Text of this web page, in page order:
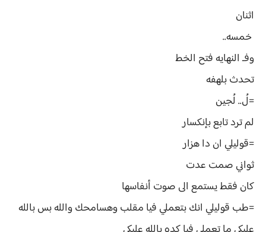
اثنان
خمسه..
وفـ النهايه فتح الخط
تحدث بلهفه
=لُ.. لُجين
لم ترد تابع بإنكسار
=قوليلي ان دا هزار
ثواني صمت عدت
كان فقط يستمع الى صوت أنفاسها
=طب قوليلي انك بتعملي فيا مقلب وهسامحك والله بس بالله